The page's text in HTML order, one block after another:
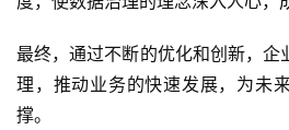
最终，通过不断的优化和创新，企
理，推动业务的快速发展，为未
撑。